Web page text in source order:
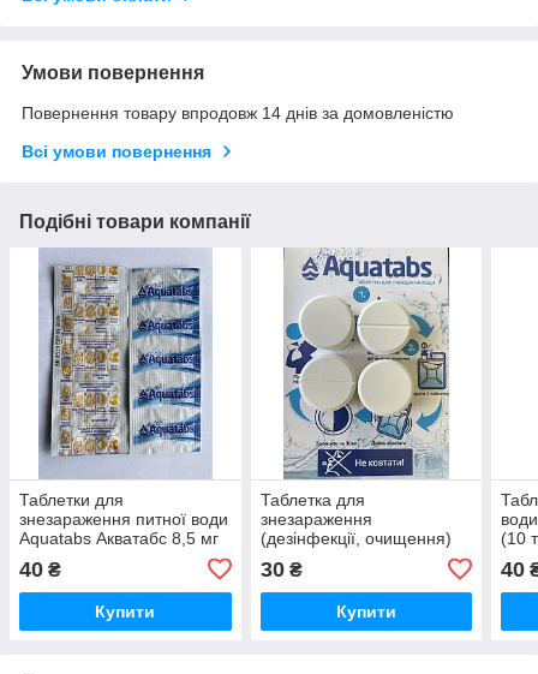
Умови повернення
Повернення товару впродовж 14 днів за домовленістю
Всі умови повернення
Подібні товари компанії
Таблетки для
знезараження питної води
Aquatabs Акватабс 8,5 мг
40 ₴
Купити
Таблетка для
знезараження
(дезінфекції, очищення)
води Aquatabs Акватабс
8,68 г
30₴
Купити
(10
40